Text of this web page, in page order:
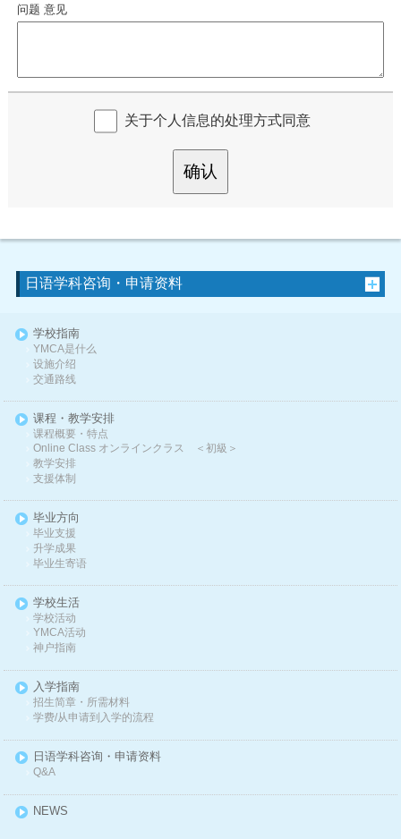
问题 意见
关于个人信息的处理方式同意
确认
日语学科咨询・申请资料
学校指南
YMCA是什么
设施介绍
交通路线
课程・教学安排
课程概要・特点
Online Class オンラインクラス ＜初級＞
教学安排
支援体制
毕业方向
毕业支援
升学成果
毕业生寄语
学校生活
学校活动
YMCA活动
神户指南
入学指南
招生简章・所需材料
学费/从申请到入学的流程
日语学科咨询・申请资料
Q&A
NEWS